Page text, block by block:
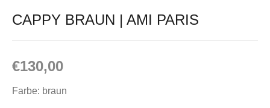
CAPPY BRAUN | AMI PARIS
€130,00
Farbe: braun